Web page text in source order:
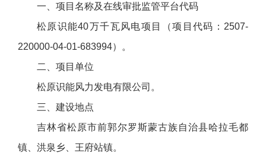
一、项目名称及在线审批监管平台代码
松原识能40万千瓦风电项目
（项目代码：2507-
220000-04-01-683994）。
二、项目单位
松原识能风力发电有限公司。
三、建设地点
吉林省松原市前郭尔罗斯蒙古族自治县哈拉毛都
镇、洪泉乡、王府站镇。